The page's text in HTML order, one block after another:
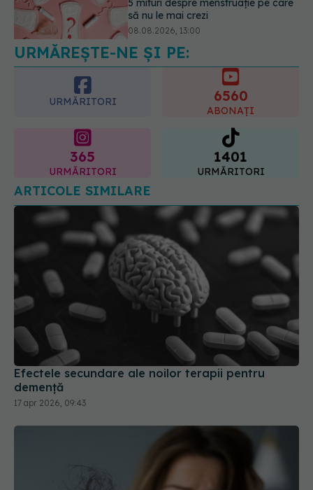
Medicamentul folosit de peste 60 de
ani care acționează într-un loc
neașteptat
08.08.2026, 16:00
URMĂREȘTE-NE ȘI PE:
URMĂRITORI
ABONAȚI
365 1401
URMĂRITORI
ARTICOLE SIMILARE
Efectele secundare ale noilor terapii pentru
demență
17 apr 2026, 09:43